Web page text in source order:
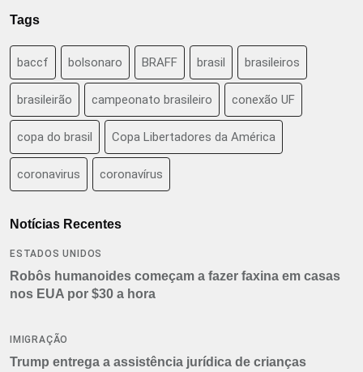
Tags
baccf bolsonaro BRAFF brasil brasileiros
brasileirão campeonato brasileiro conexão UF
copa do brasil Copa Libertadores da América
coronavirus coronavírus
Notícias Recentes
ESTADOS UNIDOS
Robôs humanoides começam a fazer faxina em casas
nos EUA por $30 a hora
IMIGRAÇÃO
Trump entrega a assistência jurídica de crianças